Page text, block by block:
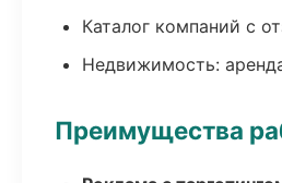
Каталог компаний с
Недвижимость:
Преимущества